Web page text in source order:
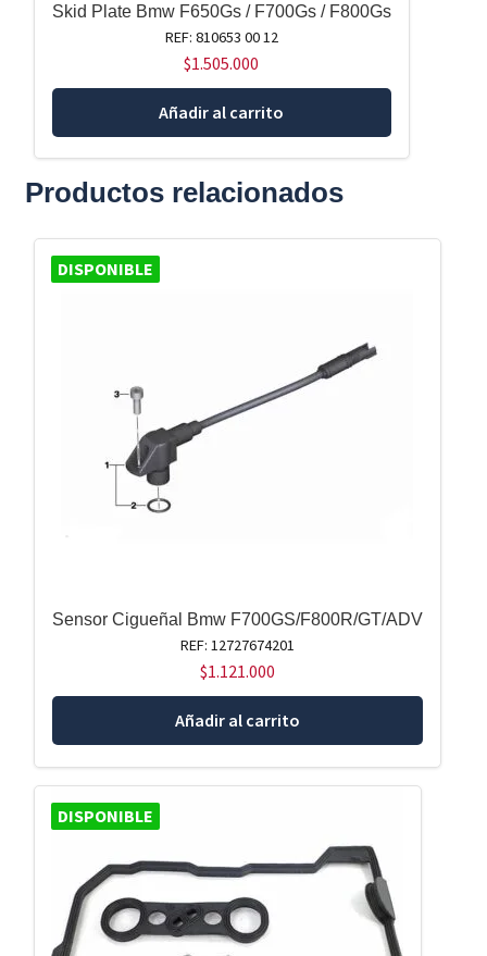
Skid Plate Bmw F650Gs / F700Gs / F800Gs
REF: 810653 00 12
$1.505.000
Añadir al carrito
Productos relacionados
DISPONIBLE
Sensor Cigueñal Bmw F700GS/F800R/GT/ADV
REF: 12727674201
$1.121.000
Añadir al carrito
DISPONIBLE